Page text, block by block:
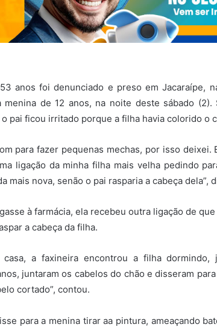
anos foi denunciado e preso em Jacaraípe,
menina de 12 anos, na noite deste sábado
pai ficou irritado porque a filha havia colorido o
para fazer pequenas mechas, por isso deixei.
ligação da minha filha mais velha pedindo
mais nova, senão o pai rasparia a cabeça dela”,
à farmácia, ela recebeu outra ligação de
a cabeça da filha.
casa, a faxineira encontrou a filha
juntaram os cabelos do chão e disseram
cortado”, contou.
para a menina tirar aa pintura, ameaçando